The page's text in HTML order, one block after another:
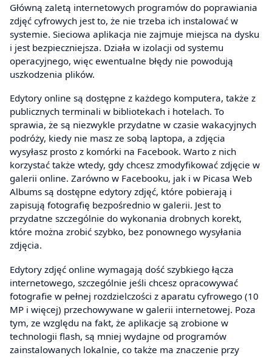
Główną zaletą internetowych programów do poprawiania
zdjęć cyfrowych jest to, że nie trzeba ich instalować w
systemie. Sieciowa aplikacja nie zajmuje miejsca na dysku
i jest bezpieczniejsza. Działa w izolacji od systemu
operacyjnego, więc ewentualne błędy nie powodują
uszkodzenia plików.
Edytory online są dostępne z każdego komputera, także z
publicznych terminali w bibliotekach i hotelach. To
sprawia, że są niezwykle przydatne w czasie wakacyjnych
podróży, kiedy nie masz ze sobą laptopa, a zdjęcia
wysyłasz prosto z komórki na Facebook. Warto z nich
korzystać także wtedy, gdy chcesz zmodyfikować zdjęcie w
galerii online. Zarówno w Facebooku, jak i w Picasa Web
Albums są dostępne edytory zdjęć, które pobierają i
zapisują fotografię bezpośrednio w galerii. Jest to
przydatne szczególnie do wykonania drobnych korekt,
które można zrobić szybko, bez ponownego wysyłania
zdjęcia.
Edytory zdjęć online wymagają dość szybkiego łącza
internetowego, szczególnie jeśli chcesz opracowywać
fotografie w pełnej rozdzielczości z aparatu cyfrowego (10
MP i więcej) przechowywane w galerii internetowej. Poza
tym, ze względu na fakt, że aplikacje są zrobione w
technologii flash, są mniej wydajne od programów
zainstalowanych lokalnie, co także ma znaczenie przy